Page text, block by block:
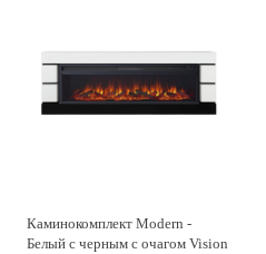
Каминокомплект Modern -
Белый с черным с очагом Vision